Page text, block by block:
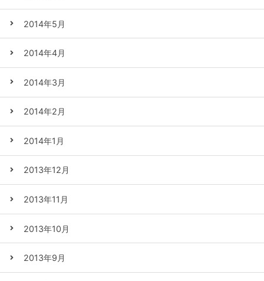
2014年5月
2014年4月
2014年3月
2014年2月
2014年1月
2013年12月
2013年11月
2013年10月
2013年9月